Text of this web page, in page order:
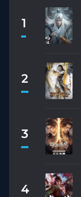
1
2
3
4